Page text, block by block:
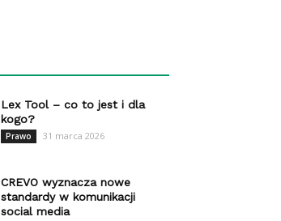
Lex Tool – co to jest i dla
kogo?
Prawo 31 marca 2026
CREVO wyznacza nowe
standardy w komunikacji
social media